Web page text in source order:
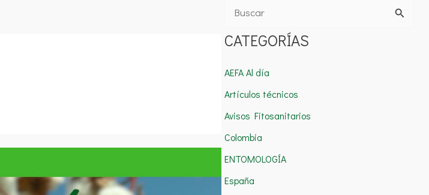
u
c
a
r
:
CATEGORÍAS
AEFA Al día
Artículos técnicos
Avisos Fitosanitarios
Colombia
ENTOMOLOGÍA
España